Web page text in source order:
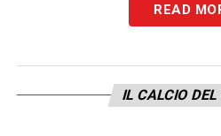
Una scena che ha irritato
nessuna sanzione, solo
con Xabi Alonso.
READ
IL CALCIO DEL